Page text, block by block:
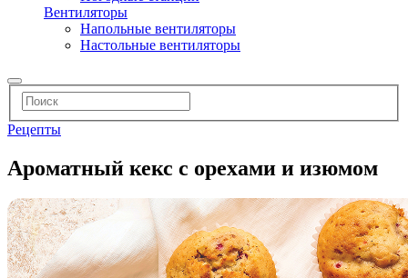
Вентиляторы
Напольные вентиляторы
Настольные вентиляторы
Рецепты
Ароматный кекс с орехами и изюмом